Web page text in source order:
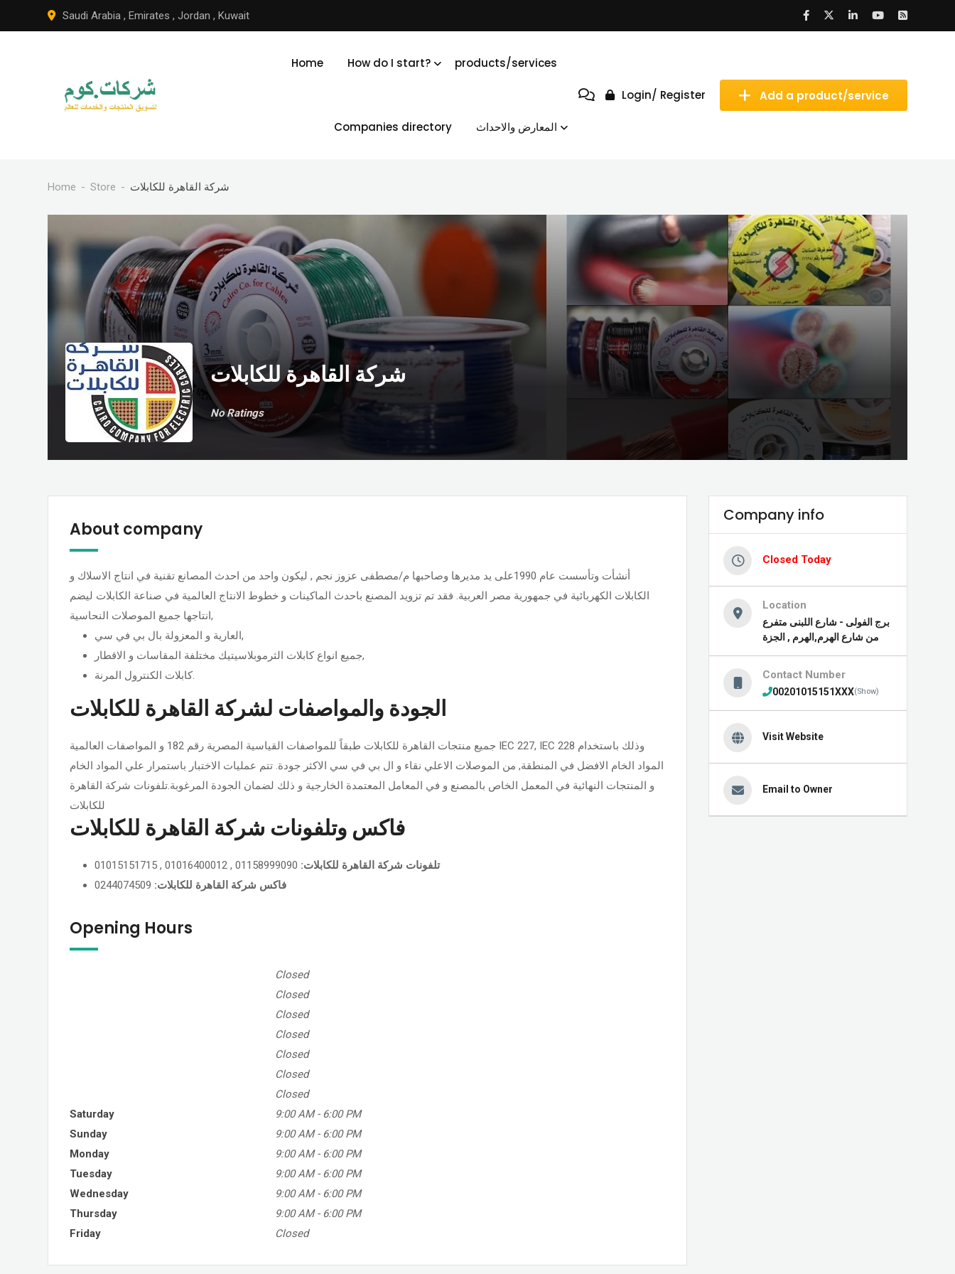
to
Saudi Arabia , Emirates , Jordan , Kuwait
Add a product/service
Login/ Register
Home How do I start? products/services
Companies directory المعارض والاحداث
Home Store شركة القاهرة للكابلات
شركة القاهرة للكابلات
No Ratings
About company
أنشأت وتأسست عام 1990على يد مديرها وصاحبها م/مصطفى عزوز نجم , ليكون واحد من احدث المصانع تقنية في انتاج الاسلاك و
الكابلات الكهربائية في جمهورية مصر العربية. فقد تم تزويد المصنع باحدث الماكينات و خطوط الانتاج العالمية في صناعة الكابلات ليضم
انتاجها جميع الموصلات النحاسية,
العارية و المعزولة بال بي في سي,
جميع انواع كابلات الثرموبلاسيتيك مختلفة المقاسات و الاقطار,
الجودة والمواصفات لشركة القاهرة للكابلات
جميع منتجات القاهرة للكابلات طبقاً للمواصفات القياسية المصرية رقم 182 و المواصفات العالمية IEC 227, IEC 228 وذلك باستخدام
المواد الخام الافضل في المنطقة, من الموصلات الاعلي نقاء و ال بي في سي الاكثر جودة. تتم عمليات الاختبار باستمرار علي المواد الخام
و المنتجات النهائية في المعمل الخاص بالمصنع و في المعامل المعتمدة الخارجية و ذلك لضمان الجودة المرغوبة.تلفونات شركة القاهرة
للكابلات
فاكس وتلفونات شركة القاهرة للكابلات
تلفونات شركة القاهرة للكابلات:
فاكس شركة القاهرة للكابلات:
Opening Hours
Closed
Closed
Closed
Closed
Closed
Closed
Closed
Saturday
9:00 AM - 6:00 PM
Sunday
9:00 AM - 6:00 PM
Monday
9:00 AM - 6:00 PM
Tuesday
9:00 AM - 6:00 PM
Wednesday
9:00 AM - 6:00 PM
Thursday
9:00 AM - 6:00 PM
Friday
Closed
Company info
Closed Today
Location
برج الفولى - شارع اللبنى متفرع
من شارع الهرم,الهرم , الجزة
Contact Number
00201015151XXX(Show)
Visit Website
Email to Owner